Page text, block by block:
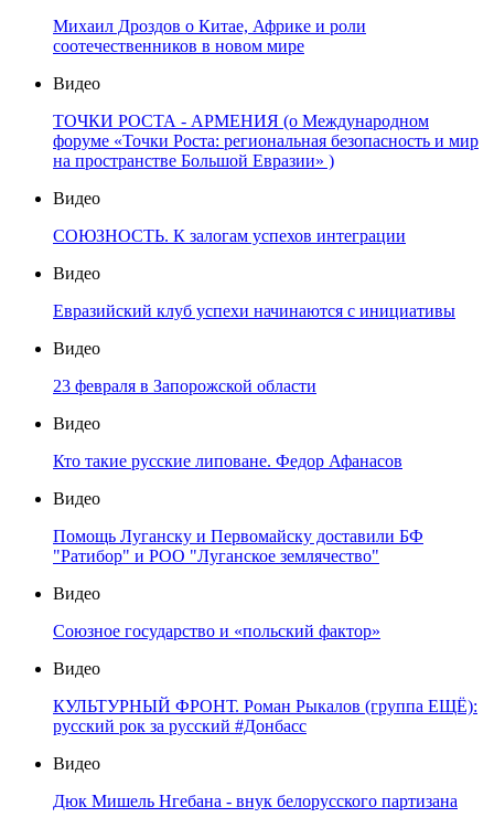
Михаил Дроздов о Китае, Африке и роли
соотечественников в новом мире
Видео
ТОЧКИ РОСТА - АРМЕНИЯ (о Международном
форуме «Точки Роста: региональная безопасность и мир
на пространстве Большой Евразии» )
Видео
СОЮЗНОСТЬ. К залогам успехов интеграции
Видео
Евразийский клуб успехи начинаются с инициативы
Видео
23 февраля в Запорожской области
Видео
Кто такие русские липоване. Федор Афанасов
Видео
Помощь Луганску и Первомайску доставили БФ
"Ратибор" и РОО "Луганское землячество"
Видео
Союзное государство и «польский фактор»
Видео
КУЛЬТУРНЫЙ ФРОНТ. Роман Рыкалов (группа ЕЩЁ):
русский рок за русский #Донбасс
Видео
Дюк Мишель Нгебана - внук белорусского партизана